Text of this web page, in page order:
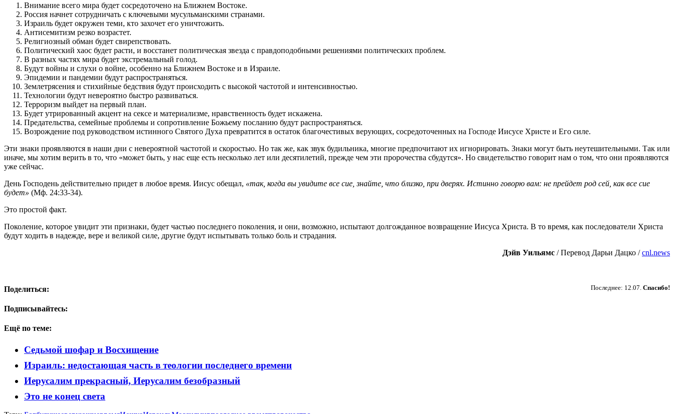
Внимание всего мира будет сосредоточено на Ближнем Востоке.
Россия начнет сотрудничать с ключевыми мусульманскими странами.
Израиль будет окружен теми, кто захочет его уничтожить.
Антисемитизм резко возрастет.
Религиозный обман будет свирепствовать.
Политический хаос будет расти, и восстанет политическая звезда с правдоподобными решениями политических проблем.
В разных частях мира будет экстремальный голод.
Будут войны и слухи о войне, особенно на Ближнем Востоке и в Израиле.
Эпидемии и пандемии будут распространяться.
Землетрясения и стихийные бедствия будут происходить с высокой частотой и интенсивностью.
Технологии будут невероятно быстро развиваться.
Терроризм выйдет на первый план.
Будет утрированный акцент на сексе и материализме, нравственность будет искажена.
Предательства, семейные проблемы и сопротивление Божьему посланию будут распространяться.
Возрождение под руководством истинного Святого Духа превратится в остаток благочестивых верующих, сосредоточенных на Господе Иисусе Христе и Его силе.
Эти знаки проявляются в наши дни с невероятной частотой и скоростью. Но так же, как звук будильника, многие предпочитают их игнорировать. Знаки могут быть неутешительными. Так или
иначе, мы хотим верить в то, что «может быть, у нас еще есть несколько лет или десятилетий, прежде чем эти пророчества сбудутся». Но свидетельство говорит нам о том, что они проявляются
уже сейчас.
День Господень действительно придет в любое время. Иисус обещал, «так, когда вы увидите все сие, знайте, что близко, при дверях. Истинно говорю вам: не прейдет род сей, как все сие
будет» (Мф. 24:33-34).
Это простой факт.
Поколение, которое увидит эти признаки, будет частью последнего поколения, и они, возможно, испытают долгожданное возвращение Иисуса Христа. В то время, как последователи Христа
будут ходить в надежде, вере и великой силе, другие будут испытывать только боль и страдания.
Дэйв Уильямс / Перевод Дарьи Дацко /cnl.news
Последнее: 12.07. Спасибо!
Поделиться:
Подписывайтесь:
Ещё по теме:
Седьмой шофар и Восхищение
Израиль: недостающая часть в теологии последнего времени
Иерусалим прекрасный, Иерусалим безобразный
Это не конец света